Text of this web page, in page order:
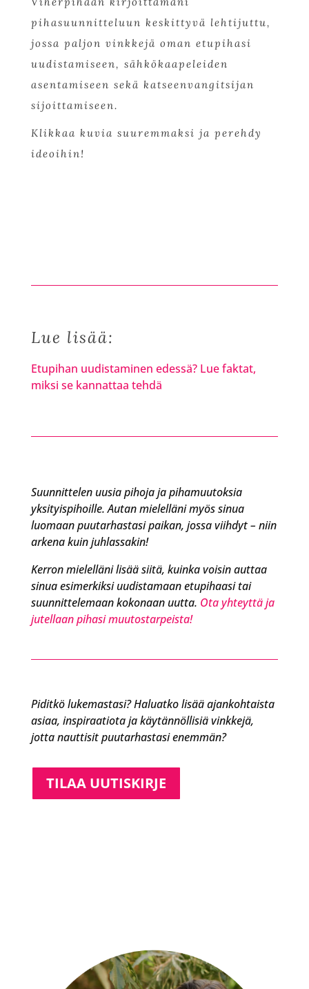
pihasuunnitteluun keskittyvä lehtijuttu,
jossa paljon vinkkejä oman etupihasi
uudistamiseen, sähkökaapeleiden
asentamiseen sekä katseenvangitsijan
sijoittamiseen.
Klikkaa kuvia suuremmaksi ja perehdy
ideoihin!
Lue lisää:
Etupihan uudistaminen edessä? Lue faktat,
miksi se kannattaa tehdä
Suunnittelen uusia pihoja ja pihamuutoksia
yksityispihoille. Autan mielelläni myös sinua
luomaan puutarhastasi paikan, jossa viihdyt – niin
arkena kuin juhlassakin!
Kerron mielelläni lisää siitä, kuinka voisin auttaa
sinua esimerkiksi uudistamaan etupihaasi tai
suunnittelemaan kokonaan uutta. Ota yhteyttä ja
jutellaan pihasi muutostarpeista!
Piditkö lukemastasi? Haluatko lisää ajankohtaista
asiaa, inspiraatiota ja käytännöllisiä vinkkejä,
jotta nauttisit puutarhastasi enemmän?
TILAA UUTISKIRJE